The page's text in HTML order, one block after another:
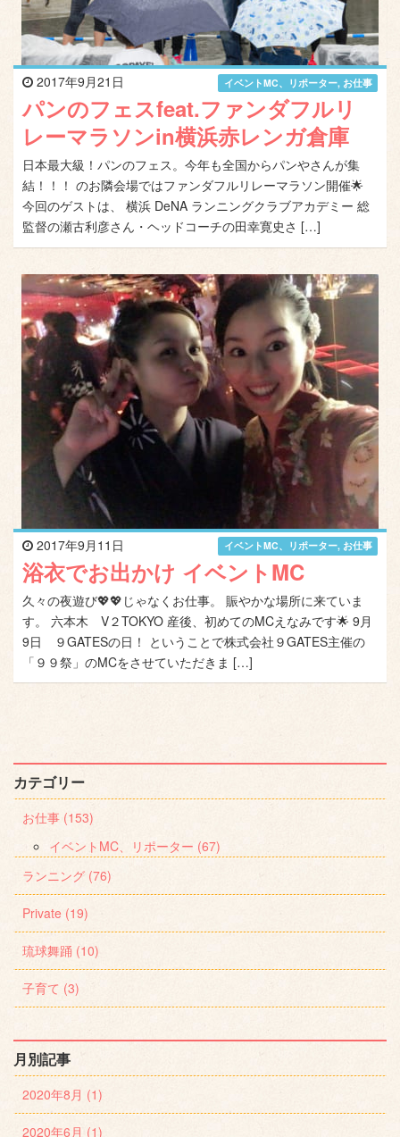
2017年9月21日 イベントMC、リポーター, お仕事
パンのフェスfeat.ファンダフルリ
レーマラソンin横浜赤レンガ倉庫
日本最大級！パンのフェス。今年も全国からパンやさんが集
結！！！ のお隣会場ではファンダフルリレーマラソン開催🌟
今回のゲストは、 横浜 DeNA ランニングクラブアカデミー 総
監督の瀬古利彦さん・ヘッドコーチの田幸寛史さ […]
2017年9月11日 イベントMC、リポーター, お仕事
浴衣でお出かけ イベントMC
久々の夜遊び💖💖じゃなくお仕事。 賑やかな場所に来ていま
す。 六本木 V２TOKYO 産後、初めてのMCえなみです🌟 9月
9日 ９GATESの日！ ということで株式会社９GATES主催の
「９９祭」のMCをさせていただきま […]
カテゴリー
お仕事 (153)
イベントMC、リポーター (67)
ランニング (76)
Private (19)
琉球舞踊 (10)
子育て (3)
月別記事
2020年8月 (1)
2020年6月 (1)